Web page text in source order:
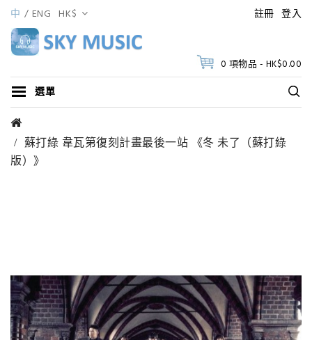
註冊 登入
中 ENG HK$
0 項物品 - HK$0.00
選單
蘇打綠 韋瓦第復刻計畫最後一站 《冬 未了（蘇打綠
版）》